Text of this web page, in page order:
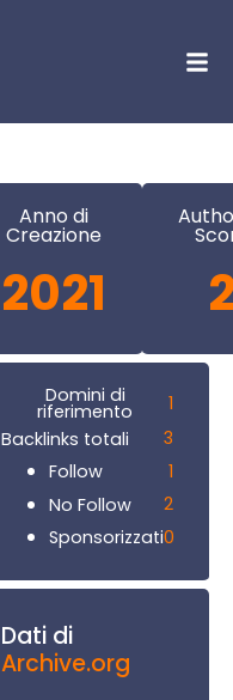
Anno di
Creazione
2021
Domini di
riferimento
1
Backlinks totali
3
Follow
1
No Follow
2
Sponsorizzati0
Dati di
Archive.org